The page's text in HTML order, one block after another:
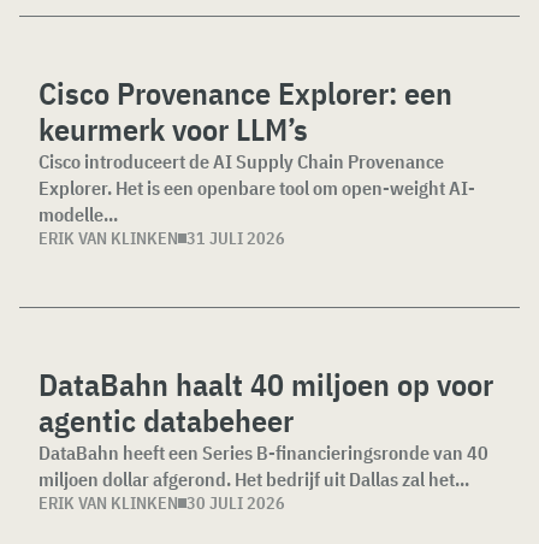
Cisco Provenance Explorer: een
keurmerk voor LLM’s
Cisco introduceert de AI Supply Chain Provenance
Explorer. Het is een openbare tool om open-weight AI-
modelle...
ERIK VAN KLINKEN 31 JULI 2026
DataBahn haalt 40 miljoen op voor
agentic databeheer
DataBahn heeft een Series B-financieringsronde van 40
miljoen dollar afgerond. Het bedrijf uit Dallas zal het...
ERIK VAN KLINKEN 30 JULI 2026